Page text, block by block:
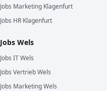
Jobs Marketing Klagenfurt
Jobs HR Klagenfurt
Jobs Wels
Jobs ITWels
Jobs VertriebWels
Jobs MarketingWels